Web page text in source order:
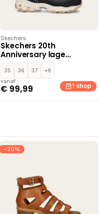
Skechers
Skechers 20th
Anniversary lage
sneakers – Zwart
35 36 37
+6
vanaf
€ 99,99 1 shop
−20%